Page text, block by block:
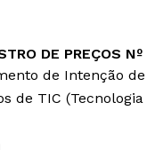
DE PREÇOS
de Intenção
de TIC